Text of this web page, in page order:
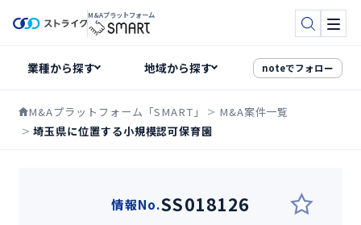
M&Aプラットフォーム
検索メ
noteでフォロー
M&Aプラットフォーム「SMART」
M&A案件一覧
埼玉県に位置する小規模認可保育園
情報No.SS018126